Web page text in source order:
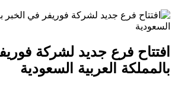
افتتاح فرع جديد لشركة
بالمملكة العربية السعودية